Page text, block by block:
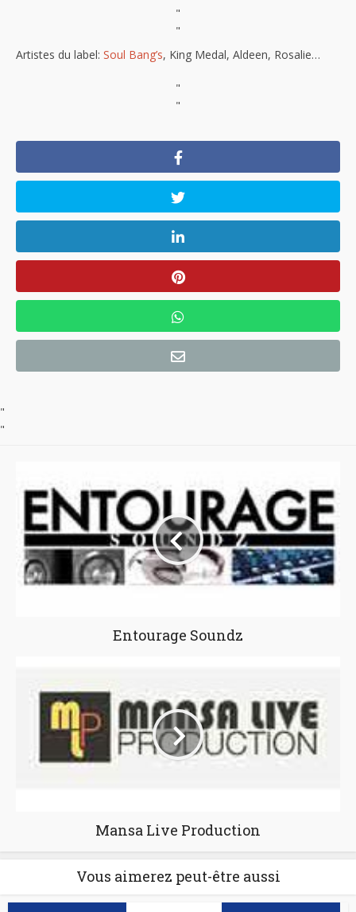
"
"
Artistes du label: Soul Bang’s, King Medal, Aldeen, Rosalie…
"
"
"
"
Entourage Soundz
Mansa Live Production
Vous aimerez peut-être aussi